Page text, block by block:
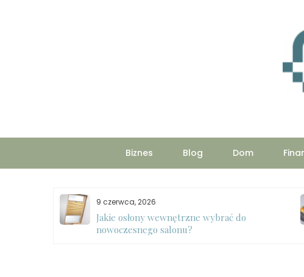
Biznes Blog Dom
9 czerwca, 2026
Jakie osłony wewnętrzne wybrać do
nowoczesnego salonu?